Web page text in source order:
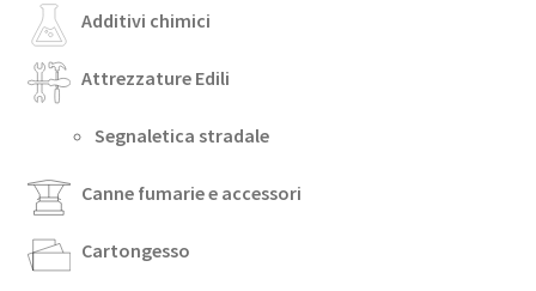
Additivi chimici
Attrezzature Edili
Segnaletica stradale
Canne fumarie e accessori
Cartongesso